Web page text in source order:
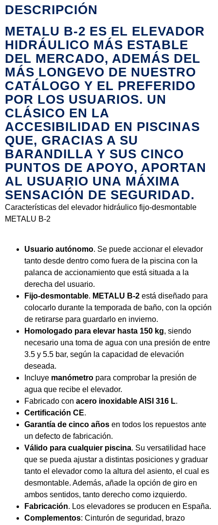
DESCRIPCIÓN
METALU B-2 ES EL ELEVADOR
HIDRÁULICO MÁS ESTABLE
DEL MERCADO, ADEMÁS DEL
MÁS LONGEVO DE NUESTRO
CATÁLOGO Y EL PREFERIDO
POR LOS USUARIOS. UN
CLÁSICO EN LA
ACCESIBILIDAD EN PISCINAS
QUE, GRACIAS A SU
BARANDILLA Y SUS CINCO
PUNTOS DE APOYO, APORTAN
AL USUARIO UNA MÁXIMA
SENSACIÓN DE SEGURIDAD.
Características del elevador hidráulico fijo-desmontable
METALU B-2
Usuario autónomo. Se puede accionar el elevador
tanto desde dentro como fuera de la piscina con la
palanca de accionamiento que está situada a la
derecha del usuario.
Fijo-desmontable. METALU B-2 está diseñado para
colocarlo durante la temporada de baño, con la opción
de retirarse para guardarlo en invierno.
Homologado para elevar hasta 150 kg, siendo
necesario una toma de agua con una presión de entre
3.5 y 5.5 bar, según la capacidad de elevación
deseada.
Incluye manómetro para comprobar la presión de
agua que recibe el elevador.
Fabricado con acero inoxidable AISI 316 L.
Certificación CE.
Garantía de cinco años en todos los repuestos ante
un defecto de fabricación.
Válido para cualquier piscina. Su versatilidad hace
que se pueda ajustar a distintas posiciones y graduar
tanto el elevador como la altura del asiento, el cual es
desmontable. Además, añade la opción de giro en
ambos sentidos, tanto derecho como izquierdo.
Fabricación. Los elevadores se producen en España.
Complementos: Cinturón de seguridad, brazo